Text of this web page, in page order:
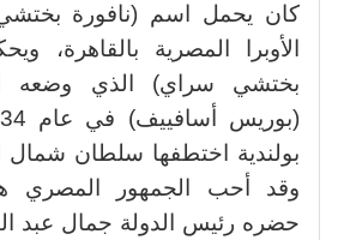
كان يحمل اسم (نافورة
الأوبرا المصرية بالقاهرة،
بختشي سراي) الذي وضعه
بولندية اختطفها سلطان شمال
وقد أحب الجمهور المصري
حضره رئيس الدولة جمال عبد